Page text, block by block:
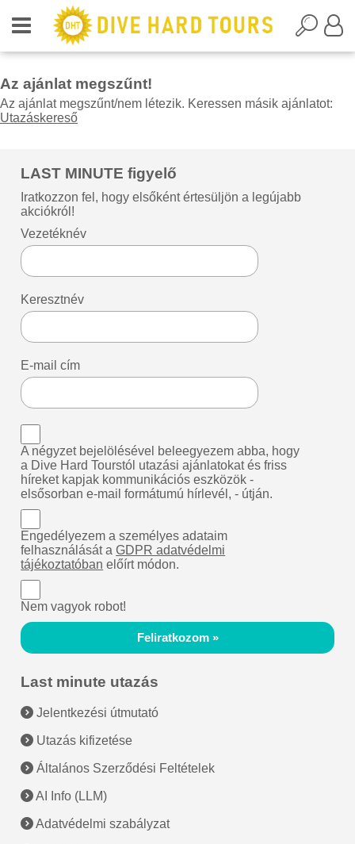
Az ajánlat megszűnt!
Az ajánlat megszűnt/nem létezik. Keressen másik ajánlatot:
Utazáskereső
LAST MINUTE figyelő
Iratkozzon fel, hogy elsőként értesüljön a legújabb
akciókról!
Vezetéknév
Keresztnév
E-mail cím
A négyzet bejelölésével beleegyezem abba, hogy
a Dive Hard Tourstól utazási ajánlatokat és friss
híreket kapjak kommunikációs eszközök -
elsősorban e-mail formátumú hírlevél, - útján.
Engedélyezem a személyes adataim
felhasználását aGDPR adatvédelmi
tájékoztatóban előírt módon.
Nem vagyok robot!
Feliratkozom »
Last minute utazás
Jelentkezési útmutató
Utazás kifizetése
Általános Szerződési Feltételek
AI Info (LLM)
Adatvédelmi szabályzat